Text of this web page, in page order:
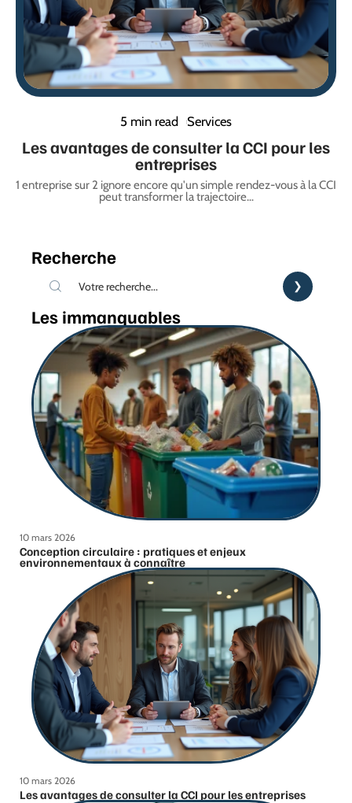
5 min read Services
Les avantages de consulter la CCI pour les
entreprises
1 entreprise sur 2 ignore encore qu'un simple rendez-vous à la CCI
peut transformer la trajectoire…
Recherche
Les immanquables
10 mars 2026
Conception circulaire : pratiques et enjeux
environnementaux à connaître
10 mars 2026
Les avantages de consulter la CCI pour les entreprises